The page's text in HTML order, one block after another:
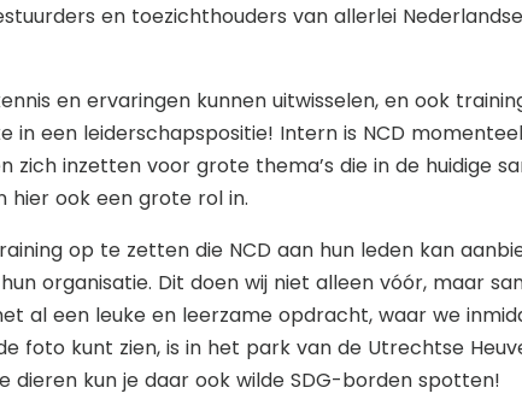
en toezichthouders van allerlei Nederlandse
en ervaringen kunnen uitwisselen, en ook
in een leiderschapspositie! Intern is NCD
inzetten voor grote thema’s die in de huidige
hier ook een grote rol in.
op te zetten die NCD aan hun leden kan
organisatie. Dit doen wij niet alleen vóór, maar
al een leuke en leerzame opdracht, waar we
foto kunt zien, is in het park van de Utrechtse
kun je daar ook wilde SDG-borden spotten!